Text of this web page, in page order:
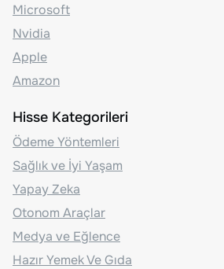
Microsoft
Nvidia
Apple
Amazon
Hisse Kategorileri
Ödeme Yöntemleri
Sağlık ve İyi Yaşam
Yapay Zeka
Otonom Araçlar
Medya ve Eğlence
Hazır Yemek Ve Gıda